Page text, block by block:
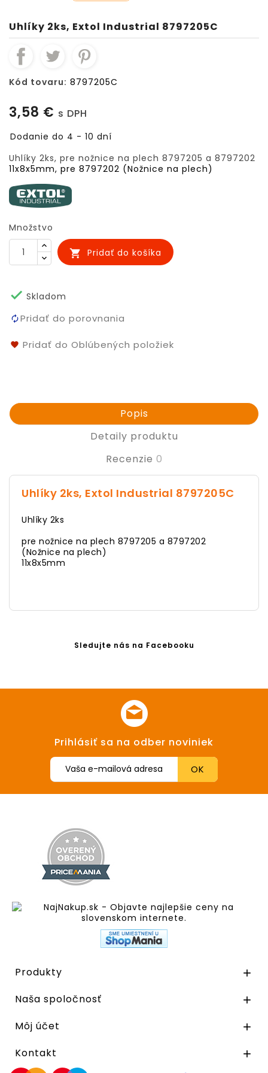
Uhlíky 2ks, Extol Industrial 8797205C
Kód tovaru: 8797205C
3,58 € s DPH
Dodanie do 4 - 10 dní
Uhlíky 2ks, pre nožnice na plech 8797205 a 8797202
11x8x5mm, pre 8797202 (Nožnice na plech)
Množstvo
 Pridať do košíka
 Skladom
Pridať do porovnania
Pridať do Oblúbených položiek
Popis
Detaily produktu
Recenzie 0
Uhlíky 2ks, Extol Industrial 8797205C
Uhlíky 2ks
pre nožnice na plech 8797205 a 8797202
(Nožnice na plech)
11x8x5mm
Sledujte nás na Facebooku
Prihlásiť sa na odber noviniek
Produkty 
Naša spoločnosť 
Môj účet 
Kontakt 